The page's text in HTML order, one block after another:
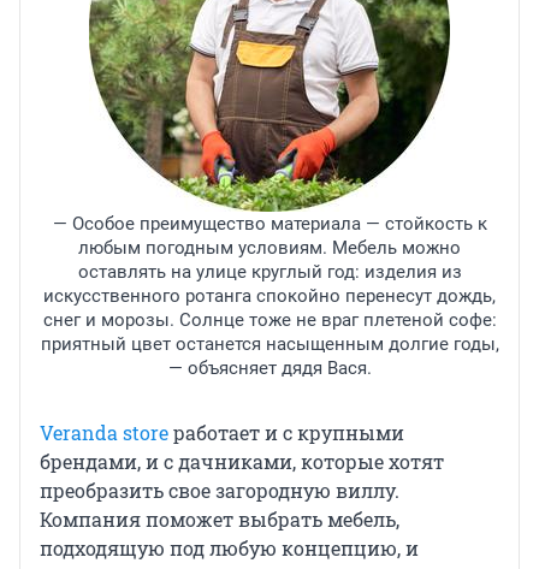
— Особое преимущество материала — стойкость к
любым погодным условиям. Мебель можно
оставлять на улице круглый год: изделия из
искусственного ротанга спокойно перенесут дождь,
снег и морозы. Солнце тоже не враг плетеной софе:
приятный цвет останется насыщенным долгие годы,
— объясняет дядя Вася.
Veranda storeработает и с крупными
брендами, и с дачниками, которые хотят
преобразить свое загородную виллу.
Компания поможет выбрать мебель,
подходящую под любую концепцию, и